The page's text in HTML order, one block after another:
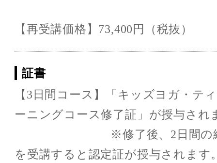
【再受講価格】73,400円（税抜）
証書
【3日間コース】「キッズヨガ・テ
ーニングコース修了証」が授与され
※修了後、2日間の継続
を受講すると認定証が授与されます